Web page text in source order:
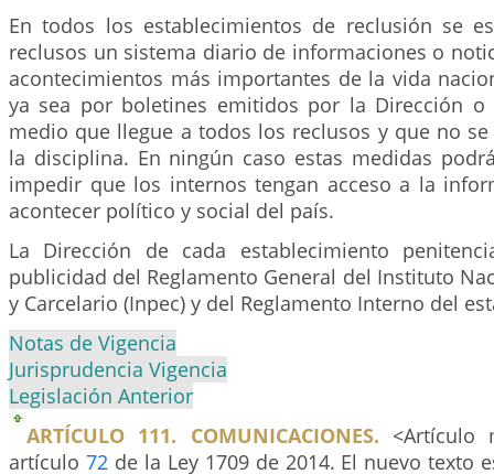
En todos los establecimientos de reclusión se
reclusos un sistema diario de informaciones o
acontecimientos más importantes de la vida
ya sea por boletines emitidos por la Dirección
medio que llegue a todos los reclusos y que no
la disciplina. En ningún caso estas medidas
impedir que los internos tengan acceso a la
acontecer político y social del país.
La Dirección de cada establecimiento
publicidad del Reglamento General del Instituto
y Carcelario (Inpec) y del Reglamento Interno del
Notas de Vigencia
Jurisprudencia Vigencia
Legislación Anterior
ARTÍCULO 111. COMUNICACIONES. <Artículo
artículo 72de la Ley 1709 de 2014. El nuevo texto